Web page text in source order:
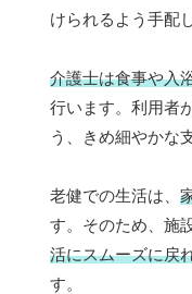
けられるよう手配
介護士は食事や入
行います。利用者
う、きめ細やかな
老健での生活は、
す。そのため、施
活にスムーズに戻
す。